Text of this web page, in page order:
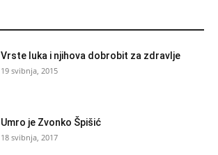
Vrste luka i njihova dobrobit za zdravlje
19 svibnja, 2015
Umro je Zvonko Špišić
18 svibnja, 2017